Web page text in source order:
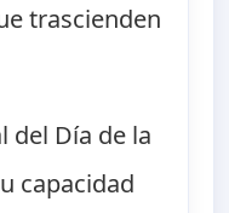
trascienden
del Día de la
capacidad